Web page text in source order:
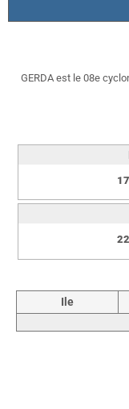
GERDA est le 08e
Ile